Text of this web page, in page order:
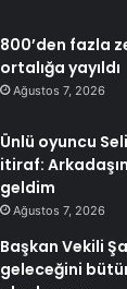
800’den fazla
ortalığa yayıldı
Ağustos 7, 2026
Ünlü oyuncu
itiraf:
geldim
Ağustos 7, 2026
Başkan Vekili
geleceğini